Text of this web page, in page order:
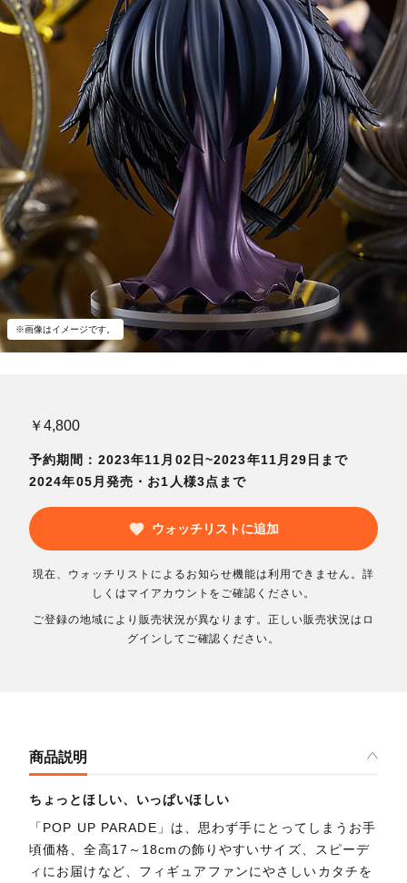
※画像はイメージです。
￥4,800
予約期間：2023年11月02日~2023年11月29日まで
2024年05月発売・お1人様3点まで
ウォッチリストに追加
現在、ウォッチリストによるお知らせ機能は利用できません。詳
しくはマイアカウントをご確認ください。
ご登録の地域により販売状況が異なります。正しい販売状況はロ
グインしてご確認ください。
商品説明
ちょっとほしい、いっぱいほしい
「POP UP PARADE」は、思わず手にとってしまうお手
頃価格、全高17～18cmの飾りやすいサイズ、スピーデ
ィにお届けなど、フィギュアファンにやさしいカタチを